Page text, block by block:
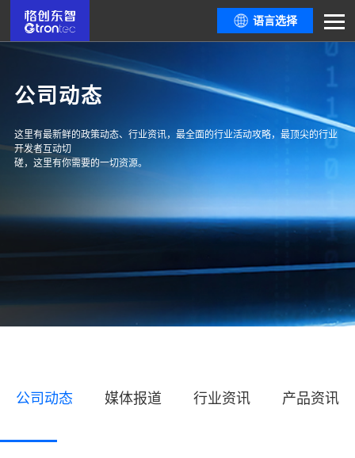
语言选择
公司动态
这里有最新鲜的政策动态、行业资讯，最全面的行业活动攻略，最顶尖的行业
开发者互动切
磋，这里有你需要的一切资源。
公司动态 媒体报道 行业资讯 产品资讯